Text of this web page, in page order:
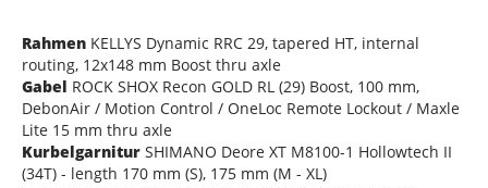
Rahmen KELLYS Dynamic RRC 29, tapered HT, internal
routing, 12x148 mm Boost thru axle
Gabel ROCK SHOX Recon GOLD RL (29) Boost, 100 mm,
DebonAir / Motion Control / OneLoc Remote Lockout / Maxle
Lite 15 mm thru axle
Kurbelgarnitur SHIMANO Deore XT M8100-1 Hollowtech II
(34T) - length 170 mm (S), 175 mm (M - XL)